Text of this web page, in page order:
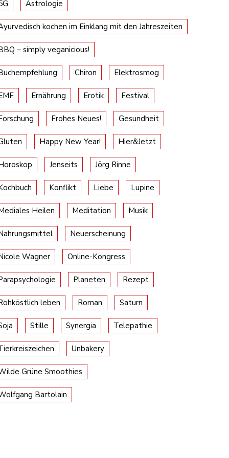
Astrologie
kochen im Einklang mit den Jahreszeiten
– simply veganicious!
Chiron Elektrosmog
Ernährung Erotik Festival
Frohes Neues! Gesundheit
Happy New Year! Hier&Jetzt
Jenseits Jörg Rinne
Konflikt Liebe Lupine
Heilen Meditation Musik
Neuerscheinung
Wagner Online-Kongress
Planeten Rezept
leben Roman Saturn
Stille Synergia Telepathie
Unbakery
Grüne Smoothies
Bartolain